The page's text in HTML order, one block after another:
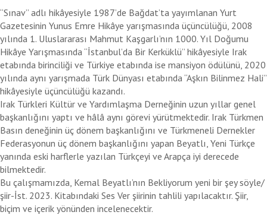
“Sınav” adlı hikâyesiyle 1987’de Bağdat’ta yayımlanan Yurt
Gazetesinin Yunus Emre Hikâye yarışmasında üçüncülüğü, 2008
yılında 1. Uluslararası Mahmut Kaşgarlı’nın 1000. Yıl Doğumu
Hikâye Yarışmasında “İstanbul’da Bir Kerküklü” hikâyesiyle Irak
etabında birinciliği ve Türkiye etabında ise mansiyon ödülünü, 2020
yılında aynı yarışmada Türk Dünyası etabında “Aşkın Bilinmez Hali”
hikâyesiyle üçüncülüğü kazandı.
Irak Türkleri Kültür ve Yardımlaşma Derneğinin uzun yıllar genel
başkanlığını yaptı ve hâlâ aynı görevi yürütmektedir. Irak Türkmen
Basın deneğinin üç dönem başkanlığını ve Türkmeneli Dernekler
Federasyonun üç dönem başkanlığını yapan Beyatlı, Yeni Türkçe
yanında eski harflerle yazılan Türkçeyi ve Arapça iyi derecede
bilmektedir.
Bu çalışmamızda, Kemal Beyatlı’nın Bekliyorum yeni bir şey söyle/
şiir-İst. 2023. Kitabındaki Ses Ver şiirinin tahlili yapılacaktır. Şiir,
biçim ve içerik yönünden incelenecektir.